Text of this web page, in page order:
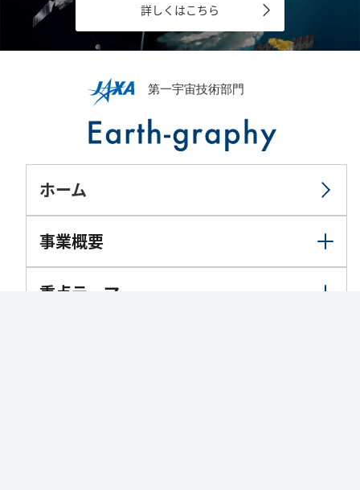
詳しくはこちら
ホーム
事業概要
重点テーマ